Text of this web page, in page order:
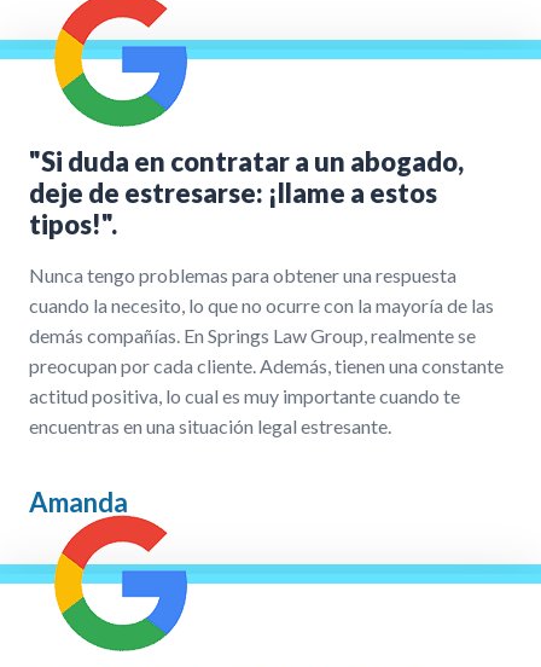
"Si duda en contratar a un abogado,
deje de estresarse: ¡llame a estos
tipos!".
Nunca tengo problemas para obtener una respuesta
cuando la necesito, lo que no ocurre con la mayoría de las
demás compañías. En Springs Law Group, realmente se
preocupan por cada cliente. Además, tienen una constante
actitud positiva, lo cual es muy importante cuando te
encuentras en una situación legal estresante.
Amanda